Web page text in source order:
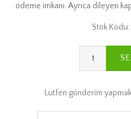
ödeme imkanı. Ayrıca dileyen
Stok Kodu:
Lütfen gönderim